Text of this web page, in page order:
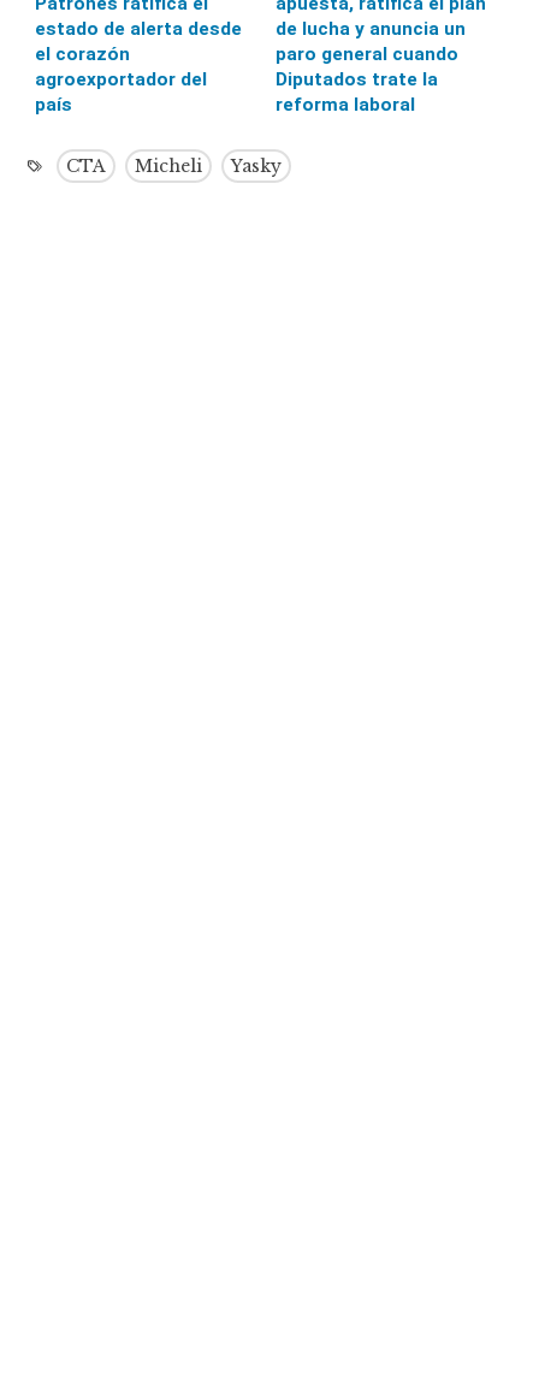
estado de alerta desde
el corazón
agroexportador del
país
de lucha y anuncia un
paro general cuando
Diputados trate la
reforma laboral
CTA Micheli Yasky